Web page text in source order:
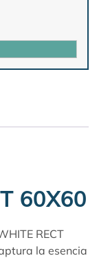
60X60
RECT
la esencia